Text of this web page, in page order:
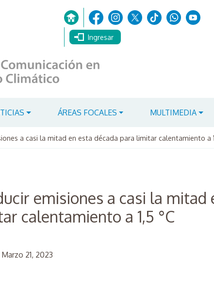
Ingresar
ÁREAS FOCALES MULTIMEDIA
a casi la mitad en esta década para limitar calentamiento a
emisiones a casi la mitad
calentamiento a 1,5 °C
21, 2023